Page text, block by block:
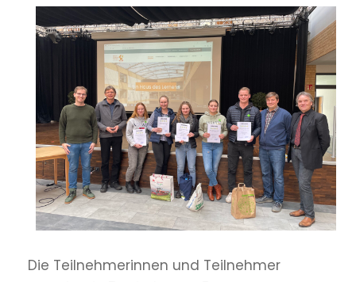
Die Teilnehmerinnen und Teilnehmer